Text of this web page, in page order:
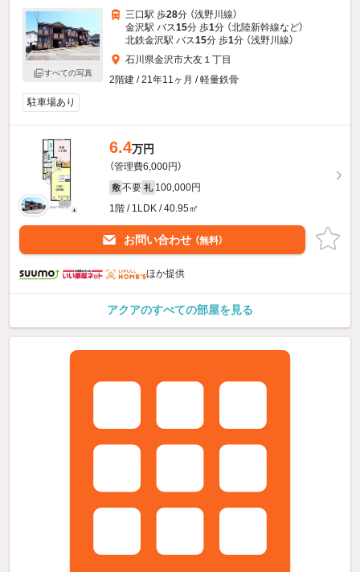
すべての写真
三口駅 歩28分 （浅野川線）
金沢駅 バス15分 歩1分 （北陸新幹線など）
北鉄金沢駅 バス15分 歩1分 （浅野川線）
石川県金沢市大友１丁目
2階建 / 21年11ヶ月 / 軽量鉄骨
駐車場あり
6.4万円
（管理費6,000円）
敷 不要 礼 100,000円
1階 / 1LDK / 40.95㎡
お問い合わせ （無料）
ほか提供
アクアのすべての部屋を見る